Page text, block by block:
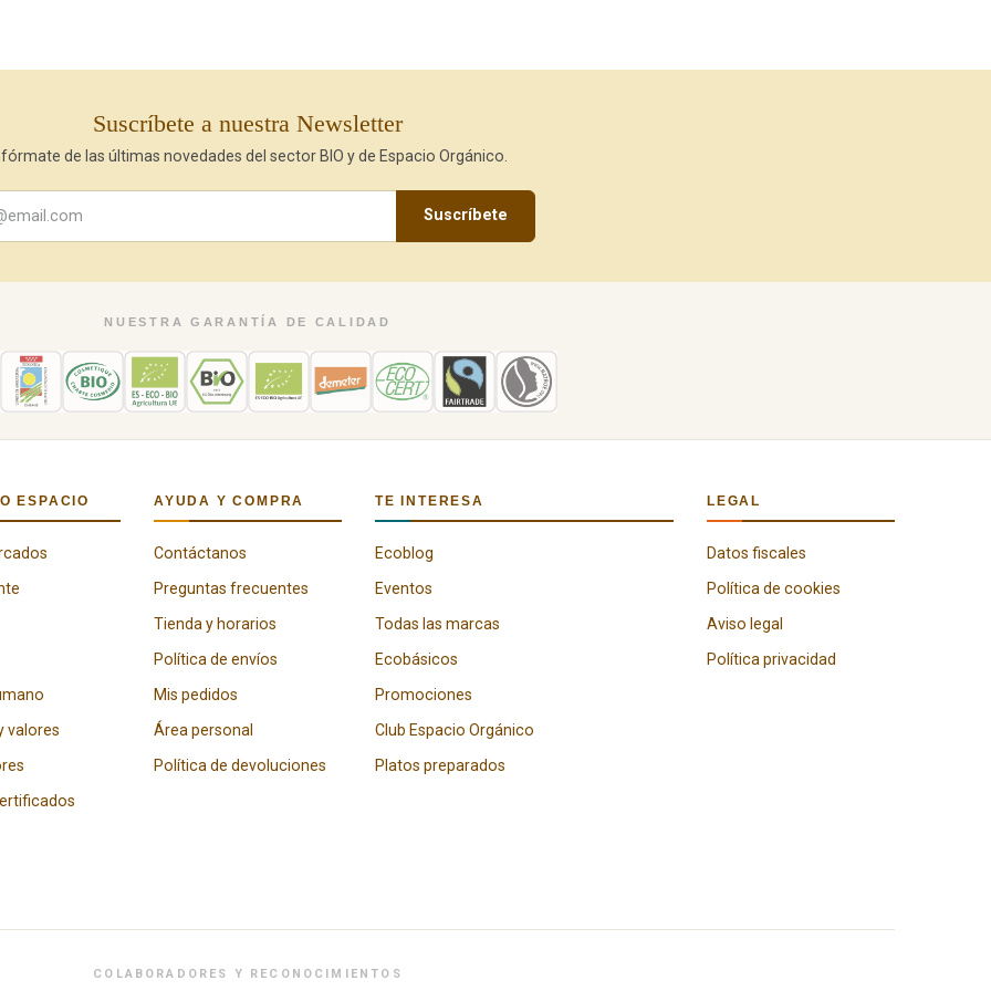
Suscríbete a nuestra Newsletter
de las últimas novedades del sector BIO y de Espacio Orgánico.
Suscríbete
NUESTRA GARANTÍA DE CALIDAD
ESPACIO
valores
AYUDA Y COMPRA
Contáctanos
Preguntas frecuentes
Tienda y horarios
Política de envíos
Mis pedidos
Área personal
Política de devoluciones
TE INTERESA
Ecoblog
Eventos
Todas las marcas
Ecobásicos
Promociones
Club Espacio Orgánico
Platos preparados
LEGAL
Datos fiscales
Política de cookies
Aviso legal
Política privacidad
COLABORADORES Y RECONOCIMIENTOS